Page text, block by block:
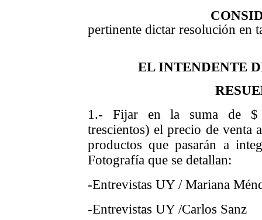
pertinente dictar resolución en
EL INTENDENTE
1.- Fijar en la suma de $
trescientos) el precio de venta
productos que pasarán a
Fotografía que se detallan:
-Entrevistas UY / Mariana
-Entrevistas UY /Carlos Sanz